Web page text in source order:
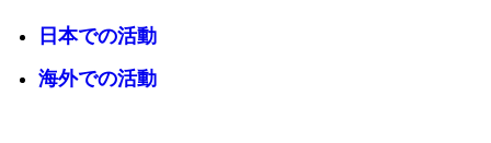
日本での活動
海外での活動